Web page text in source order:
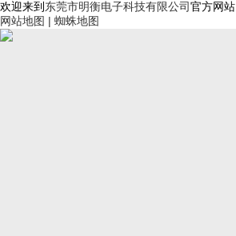
欢迎来到 东莞市明衡电子科技有限公司官方网站
网站地图 | 蜘蛛地图